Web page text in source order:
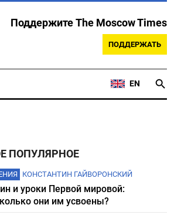
Поддержите The Moscow Times
ПОДДЕРЖАТЬ
EN
ПОПУЛЯРНОЕ
КОНСТАНТИН ГАЙВОРОНСКИЙ
и уроки Первой мировой:
они им усвоены?